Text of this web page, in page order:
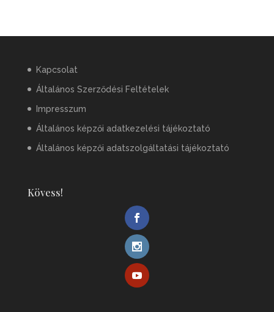
Kapcsolat
Általános Szerződési Feltételek
Impresszum
Általános képzői adatkezelési tájékoztató
Általános képzői adatszolgáltatási tájékoztató
Kövess!